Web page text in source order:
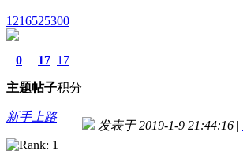
1216525300
0
主题
17
帖子
17
积分
新手上路
发表于 2019-1-9 21:44:16 |